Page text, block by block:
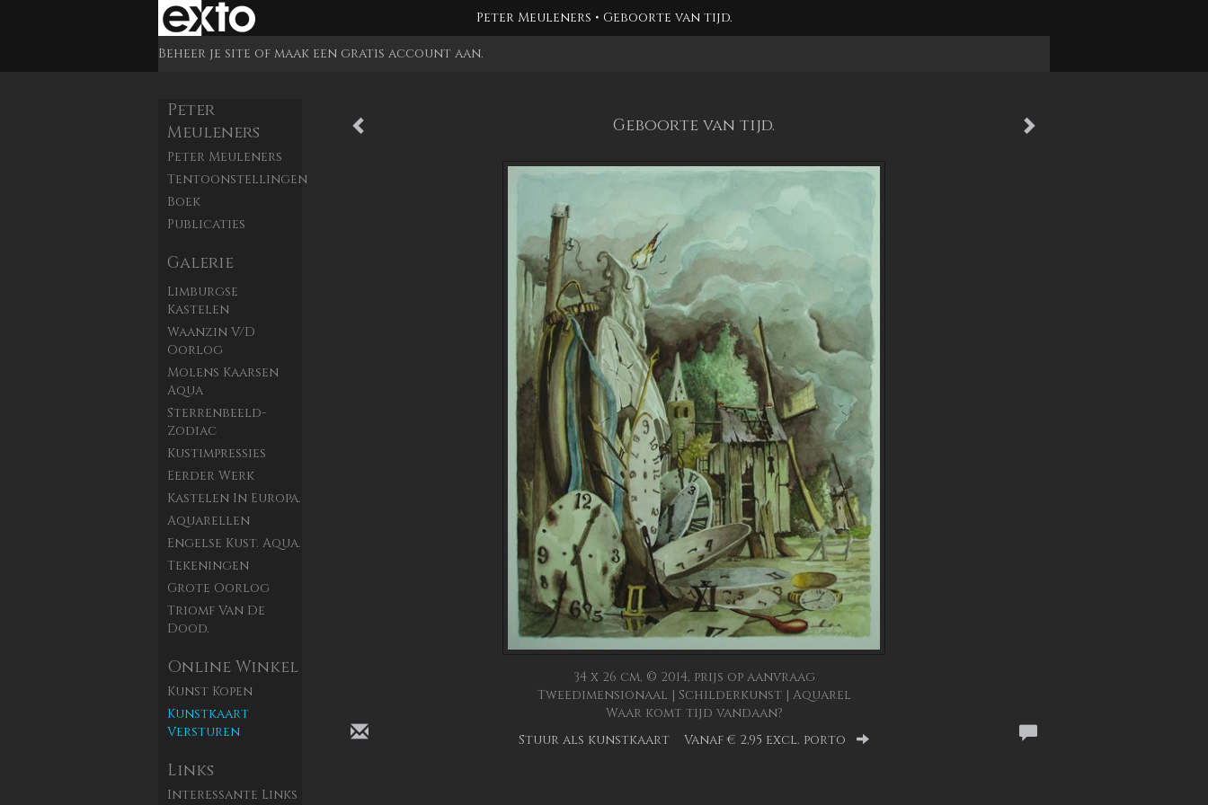
Peter Meuleners Geboorte van tijd.
Beheer je site of maak een gratis account aan.
Geboorte van tijd.
34 x 26 cm, © 2014, prijs op aanvraag
Tweedimensionaal | Schilderkunst | Aquarel
Waar komt tijd vandaan?
Stuur als kunstkaart Vanaf € 2,95 excl. porto
Peter
Meuleners
Peter Meuleners
Tentoonstellingen
Boek
Publicaties
Galerie
Limburgse
Kastelen
Waanzin V/d
Oorlog
Molens Kaarsen
Aqua
Sterrenbeeld-
Zodiac
Kustimpressies
Eerder Werk
Kastelen In Europa.
Aquarellen
Engelse Kust. Aqua.
Tekeningen
Grote Oorlog
Triomf Van De
Dood.
Online Winkel
Kunst Kopen
Kunstkaart
Versturen
Links
Interessante Links